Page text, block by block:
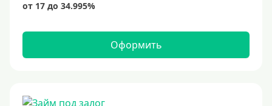
Оформить